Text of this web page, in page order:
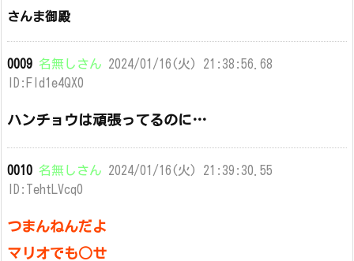
さんま御殿
0009 名無しさん 2024/01/16(火) 21:38:56.68
ID:Fld1e4QX0
ハンチョウは頑張ってるのに…
0010 名無しさん 2024/01/16(火) 21:39:30.55
ID:TehtLVcq0
つまんねんだよ
マリオでも○せ